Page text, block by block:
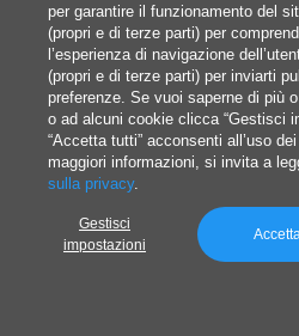
Privacy
per garantire il funzionamento del
(propri e di terze parti) per
l’esperienza di navigazione
(propri e di terze parti) per inviarti
preferenze. Se vuoi saperne di più
o ad alcuni cookie clicca “Gestisci
“Accetta tutti” acconsenti all’uso
maggiori informazioni, si invita a
sulla privacy.
Gestisci
impostazioni